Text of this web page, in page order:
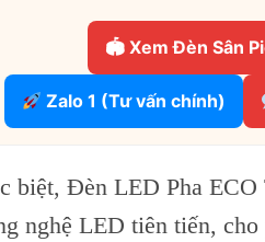
🏟 Xem Đèn Sân
Zalo 1 (Tư vấn chính)
biệt, Đèn LED Pha
nghệ LED tiên tiến,